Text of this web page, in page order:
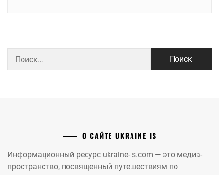
О САЙТЕ UKRAINE IS
Информационный ресурс ukraine-is.com — это медиа-
пространство, посвященный путешествиям по